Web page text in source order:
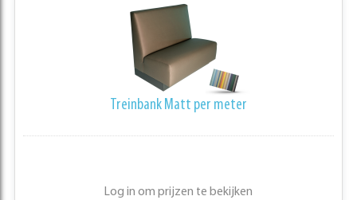
Treinbank Matt per meter
Log in om prijzen te bekijken